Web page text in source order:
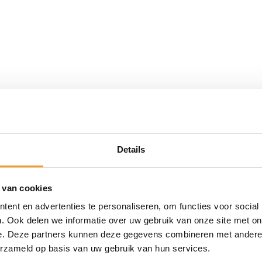
Details
cookies
en advertenties te personaliseren, om functies voor social
Ook delen we informatie over uw gebruik van onze site met
Deze partners kunnen deze gegevens combineren met
op basis van uw gebruik van hun services.